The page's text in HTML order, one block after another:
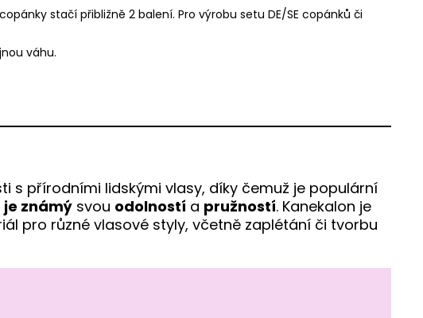
stačí přibližně 2 balení. Pro výrobu setu DE/SE copánků či
váhu.
s přírodními lidskými vlasy, díky čemuž je populární
je známý svou odolností a pružností. Kanekalon je
pro různé vlasové styly, včetně zaplétání či tvorbu